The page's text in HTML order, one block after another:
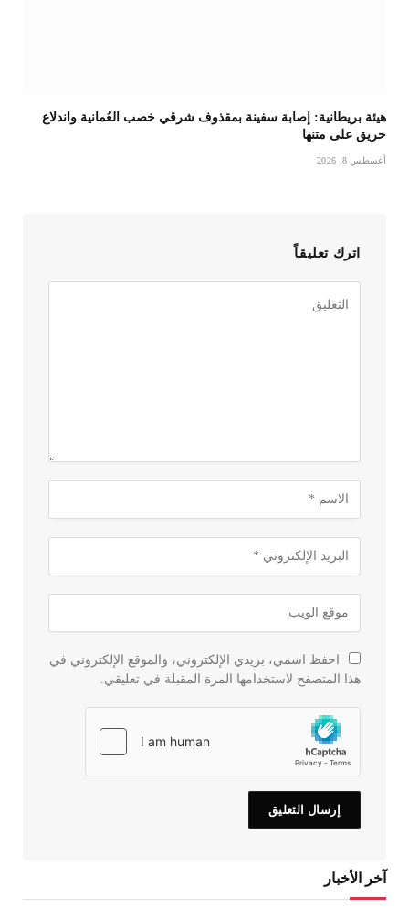
هيئة بريطانية: إصابة سفينة بمقذوف شرقي خصب العُمانية واندلاع
حريق على متنها
أغسطس 8, 2026
اترك تعليقاً
احفظ اسمي، بريدي الإلكتروني، والموقع الإلكتروني في
هذا المتصفح لاستخدامها المرة المقبلة في تعليقي.
آخر الأخبار